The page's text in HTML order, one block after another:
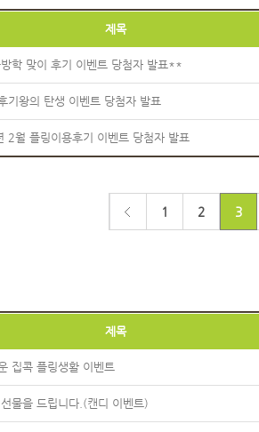
제목
학 맞이 후기 이벤트 당첨자 발표**
기왕의 탄생 이벤트 당첨자 발표
2월 플링이용후기 이벤트 당첨자 발표
1 2 3
제목
집콕 플링생활 이벤트
물을 드립니다.(캔디 이벤트)